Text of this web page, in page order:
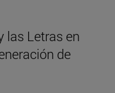
las Letras en
de